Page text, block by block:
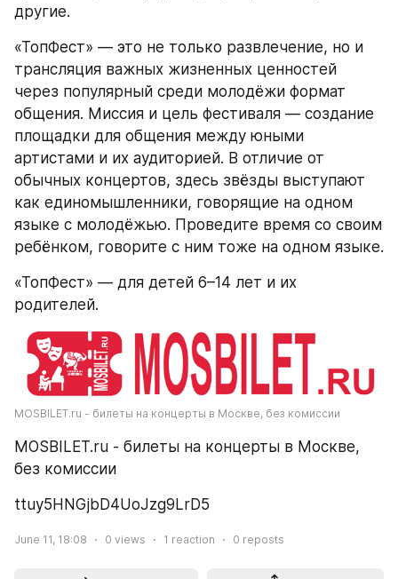
другие.
«ТопФест» — это не только развлечение, но и
трансляция важных жизненных ценностей
через популярный среди молодёжи формат
общения. Миссия и цель фестиваля — создание
площадки для общения между юными
артистами и их аудиторией. В отличие от
обычных концертов, здесь звёзды выступают
как единомышленники, говорящие на одном
языке с молодёжью. Проведите время со своим
ребёнком, говорите с ним тоже на одном языке.
«ТопФест» — для детей 6–14 лет и их
родителей.
MOSBILET.ru - билеты на концерты в Москве, без комиссии
MOSBILET.ru - билеты на концерты в Москве,
без комиссии
ttuy5HNGjbD4UoJzg9LrD5
June 11, 18:08 0 views 1 reaction 0 reposts